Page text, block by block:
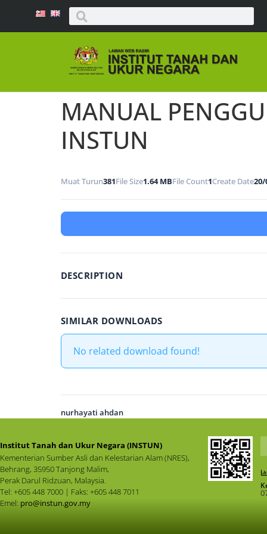
MANUAL
INSTUN
Muat Turun381File Size1.64 MBFile Count1Create Date20/
DESCRIPTION
SIMILAR DOWNLOADS
No related download found!
nurhayati ahdan
Institut Tanah dan Ukur Negara (INSTUN)
Kementerian Sumber Asli dan Kelestarian Alam (NRES),
Behrang, 35950 Tanjong Malim,
Perak Darul Ridzuan, Malaysia.
Tel: +605 448 7000 | Faks: +605 448 7011
Emel: pro@instun.gov.my